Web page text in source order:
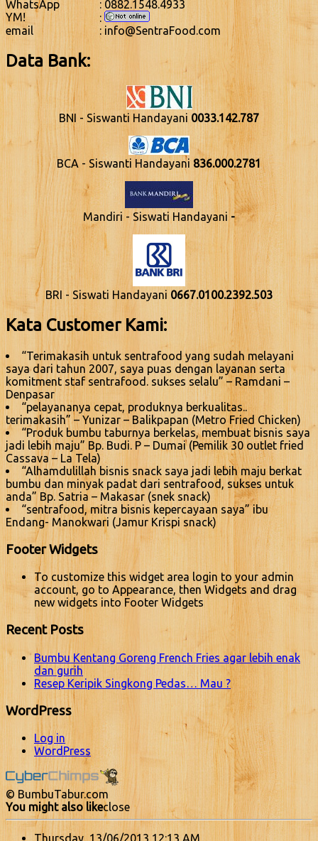
WhatsApp
: 0882.1548.4933
YM!
:
email
: info@SentraFood.com
Data Bank:
BNI - Siswanti Handayani 0033.142.787
BCA - Siswanti Handayani 836.000.2781
Mandiri - Siswati Handayani -
BRI - Siswati Handayani 0667.0100.2392.503
Kata Customer Kami:
“Terimakasih untuk sentrafood yang sudah melayani
saya dari tahun 2007, saya puas dengan layanan serta
komitment staf sentrafood. sukses selalu” – Ramdani –
Denpasar
“pelayananya cepat, produknya berkualitas..
terimakasih” – Yunizar – Balikpapan (Metro Fried Chicken)
“Produk bumbu taburnya berkelas, membuat bisnis saya
jadi lebih maju” Bp. Budi. P – Dumai (Pemilik 30 outlet fried
Cassava – La Tela)
“Alhamdulillah bisnis snack saya jadi lebih maju berkat
bumbu dan minyak padat dari sentrafood, sukses untuk
anda” Bp. Satria – Makasar (snek snack)
“sentrafood, mitra bisnis kepercayaan saya” ibu
Endang- Manokwari (Jamur Krispi snack)
Footer Widgets
To customize this widget area login to your admin
account, go to Appearance, then Widgets and drag
new widgets into Footer Widgets
Recent Posts
Bumbu Kentang Goreng French Fries agar lebih enak
dan gurih
Resep Keripik Singkong Pedas… Mau ?
WordPress
Log in
WordPress
© BumbuTabur.com
You might also likeclose
Thursday, 13/06/2013 12:13 AM